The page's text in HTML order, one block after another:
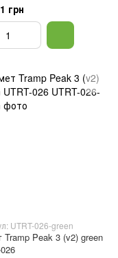
грн
UTRT-026-green
Tramp Peak 3 (v2) green